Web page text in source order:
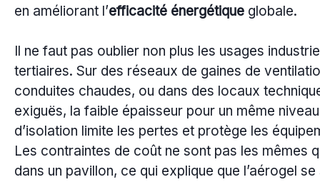
en améliorant l’efficacité énergétique globale.
Il ne faut pas oublier non plus les usages
tertiaires. Sur des réseaux de gaines de
conduites chaudes, ou dans des locaux
exiguës, la faible épaisseur pour un même niveau
d’isolation limite les pertes et protège les
Les contraintes de coût ne sont pas les mêmes
dans un pavillon, ce qui explique que l’aérogel